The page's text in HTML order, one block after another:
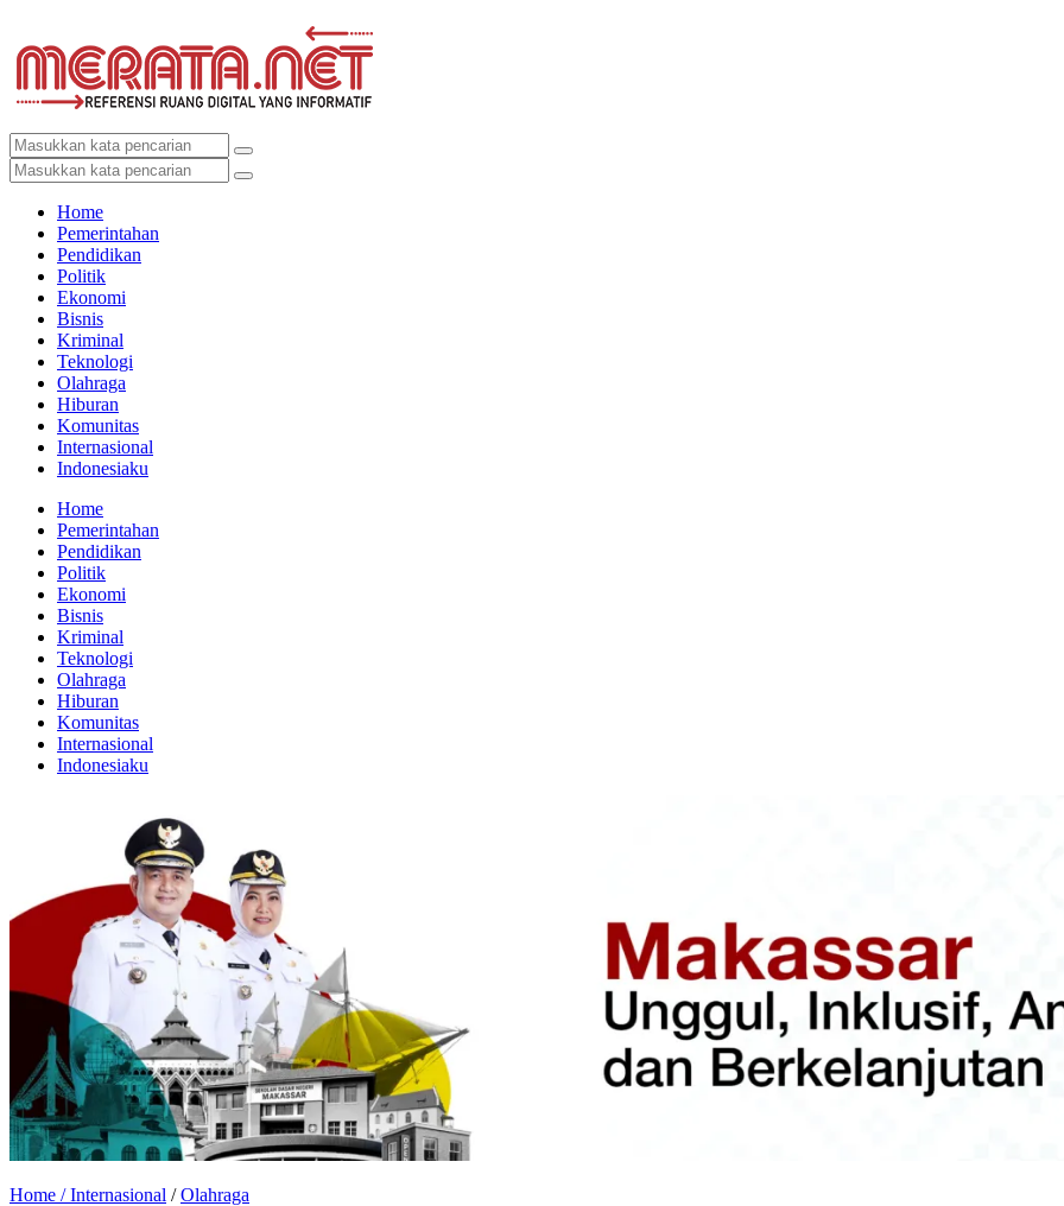
Home
Pemerintahan
Pendidikan
Politik
Ekonomi
Bisnis
Kriminal
Teknologi
Olahraga
Hiburan
Komunitas
Internasional
Indonesiaku
Home
Pemerintahan
Pendidikan
Politik
Ekonomi
Bisnis
Kriminal
Teknologi
Olahraga
Hiburan
Komunitas
Internasional
Indonesiaku
Home /Internasional /Olahraga